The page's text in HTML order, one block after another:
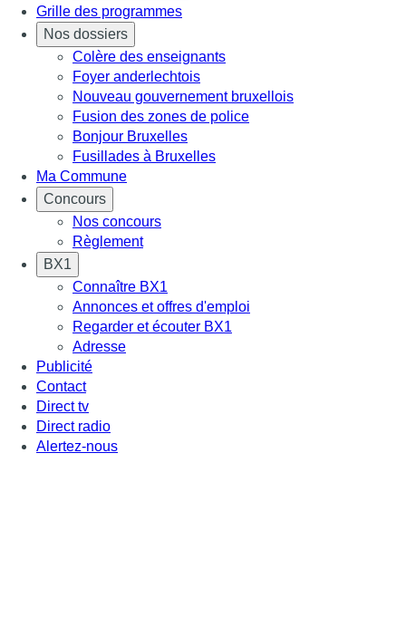
Grille des programmes
Nos dossiers
Colère des enseignants
Foyer anderlechtois
Nouveau gouvernement bruxellois
Fusion des zones de police
Bonjour Bruxelles
Fusillades à Bruxelles
Ma Commune
Concours
Nos concours
Règlement
BX1
Connaître BX1
Annonces et offres d'emploi
Regarder et écouter BX1
Adresse
Publicité
Contact
Direct tv
Direct radio
Alertez-nous